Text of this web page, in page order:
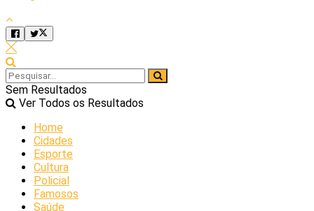
Sem Resultados
Ver Todos os Resultados
Home
Cidades
Esporte
Cultura
Policial
Famosos
Saúde